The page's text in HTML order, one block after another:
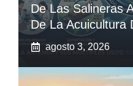
De Las Salineras
De La Acuicultura
agosto 3, 2026